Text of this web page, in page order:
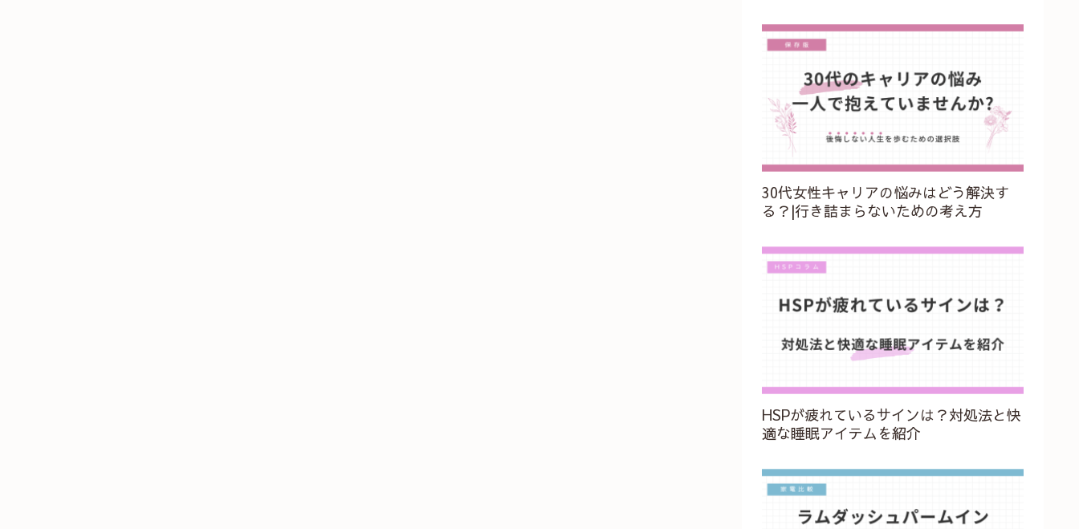
30代女性キャリアの悩みはどう解決す
る？|行き詰まらないための考え方
HSPが疲れているサインは？対処法と快
適な睡眠アイテムを紹介